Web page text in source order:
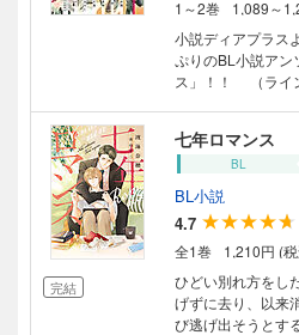
1～2巻
1,089～
小説ディアプラス
ぷりのBL小説アン
ス」！！ （ライ
オメガ公爵の円満
狼」 ●表紙イラ
完結
七年ロマンス
BL
BL小説
4.7
全1巻
1,210円 (
ひどい別れ方をし
げずに去り、以来
び逃げ出そうとす